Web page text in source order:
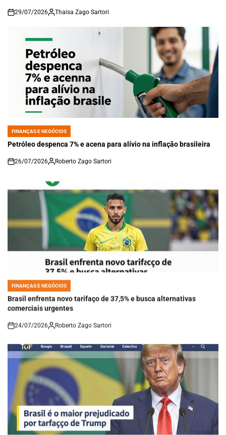
on
29/07/2026 Thaisa Zago Sartori
POSTED
IN
FINANÇAS E NEGÓCIOS
Petróleo despenca 7% e acena para alívio na inflação brasileira
on
26/07/2026 Roberto Zago Sartori
POSTED
IN
FINANÇAS E NEGÓCIOS
Brasil enfrenta novo tarifaço de 37,5% e busca alternativas
comerciais urgentes
on